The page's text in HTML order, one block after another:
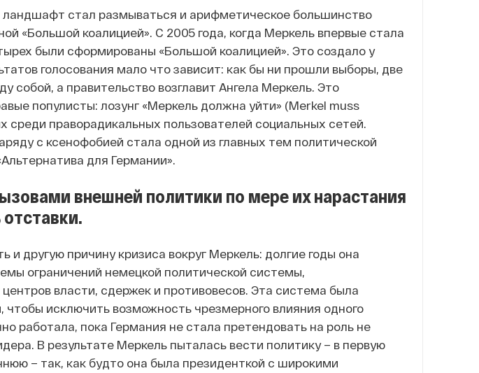
ландшафт стал размываться и арифметическое большинство
«Большой коалицией». С 2005 года, когда Меркель впервые стала
были сформированы «Большой коалицией». Это создало у
голосования мало что зависит: как бы ни прошли выборы, две
собой, а правительство возглавит Ангела Меркель. Это
популисты: лозунг «Меркель должна уйти» (Merkel muss
среди праворадикальных пользователей социальных сетей.
с ксенофобией стала одной из главных тем политической
для Германии».
внешней политики по мере их нарастания
и другую причину кризиса вокруг Меркель: долгие годы она
ограничений немецкой политической системы,
власти, сдержек и противовесов. Эта система была
исключить возможность чрезмерного влияния одного
работала, пока Германия не стала претендовать на роль не
В результате Меркель пыталась вести политику – в первую
– так, как будто она была президенткой с широкими